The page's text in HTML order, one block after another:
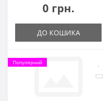
0 грн.
ДО КОШИКА
Популярний